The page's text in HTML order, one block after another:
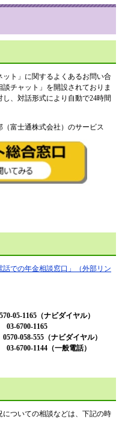
ト」に関するよくあるお問い合
チャット」を開設されておりま
、対話形式により自動で24時間
富士通株式会社）のサービス
話での年金相談窓口」（外部リン
05-1165（ナビダイヤル）
6700-1165
058-555（ナビダイヤル）
6700-1144（一般電話）
ついての相談などは、下記の時